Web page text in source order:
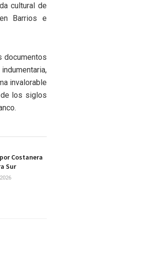
cultural de
Barrios e
documentos
invalorable
los siglos
Costanera
Sur